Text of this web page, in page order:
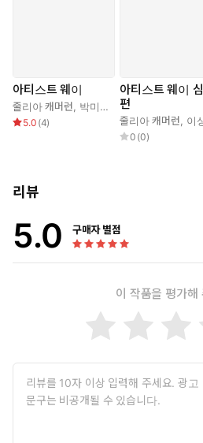
아티스트 웨이
줄리아 캐머런 박미경
5.0 (4)
아티스트 웨이
편
줄리아 캐머런 이상
0 (0)
리뷰
5.0 구매자 별점
이 작품을 평가해